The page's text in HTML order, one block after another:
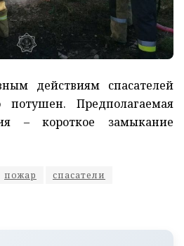
действиям спасателей
Предполагаемая
– короткое замыкание
пожар
спасатели